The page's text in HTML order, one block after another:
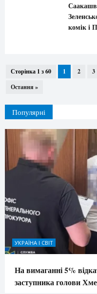
комік і
Сторінка 1 з 60 1 2 3
Остання »
Популярні
УКРАЇНА І СВІТ
На вимаганні 5%
заступника голови